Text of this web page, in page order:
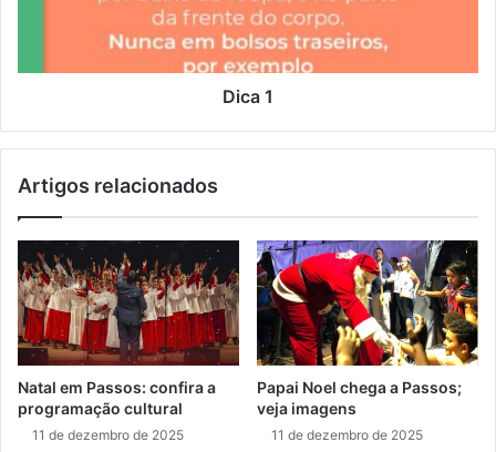
Dica 1
Artigos relacionados
Natal em Passos: confira a
programação cultural
11 de dezembro de 2025
Papai Noel chega a Passos;
veja imagens
11 de dezembro de 2025